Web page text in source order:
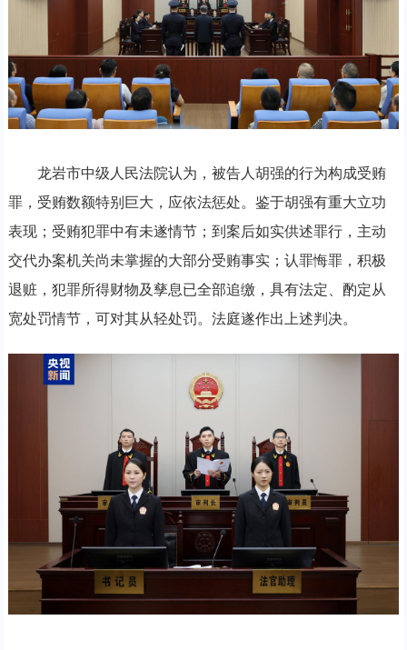
龙岩市中级人民法院认为，被告人胡强的行为构成受贿
罪，受贿数额特别巨大，应依法惩处。鉴于胡强有重大立功
表现；受贿犯罪中有未遂情节；到案后如实供述罪行，主动
交代办案机关尚未掌握的大部分受贿事实；认罪悔罪，积极
退赃，犯罪所得财物及孳息已全部追缴，具有法定、酌定从
宽处罚情节，可对其从轻处罚。法庭遂作出上述判决。